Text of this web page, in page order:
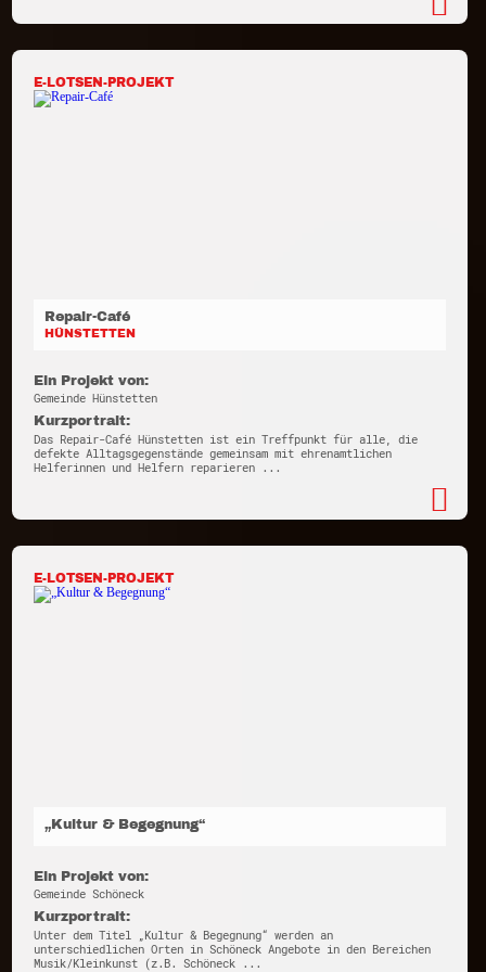
E-LOTSEN-PROJEKT
Repair-Café
HÜNSTETTEN
Ein Projekt von:
Gemeinde Hünstetten
Kurzportrait:
Das Repair-Café Hünstetten ist ein Treffpunkt für alle, die
defekte Alltagsgegenstände gemeinsam mit ehrenamtlichen
Helferinnen und Helfern reparieren ...
E-LOTSEN-PROJEKT
„Kultur & Begegnung“
Ein Projekt von:
Gemeinde Schöneck
Kurzportrait:
Unter dem Titel „Kultur & Begegnung“ werden an
unterschiedlichen Orten in Schöneck Angebote in den Bereichen
Musik/Kleinkunst (z.B. Schöneck ...